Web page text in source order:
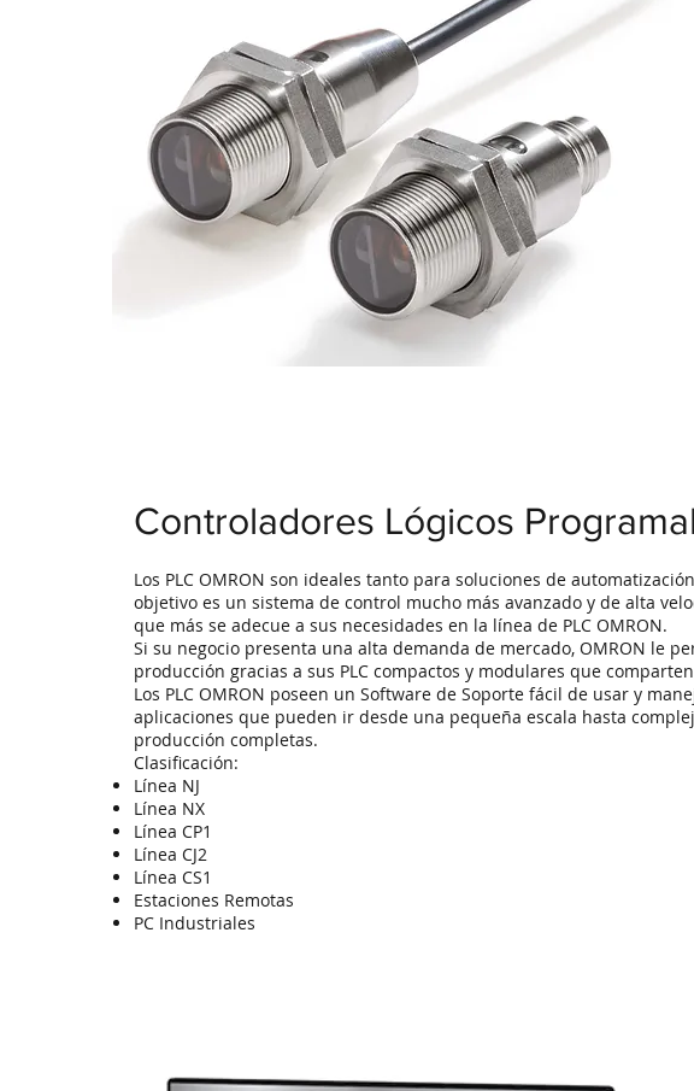
Controladores Lógicos
Los PLC OMRON son ideales tanto para soluciones de
objetivo es un sistema de control mucho más avanzado y de alta
que más se adecue a sus necesidades en la línea de PLC OMRON.
Si su negocio presenta una alta demanda de mercado, OMRON le
producción gracias a sus PLC compactos y modulares que
Los PLC OMRON poseen un Software de Soporte fácil de usar y
aplicaciones que pueden ir desde una pequeña escala hasta
producción completas.
Clasificación:
Línea NJ
Línea NX
Línea CP1
Línea CJ2
Línea CS1
Estaciones Remotas
PC Industriales